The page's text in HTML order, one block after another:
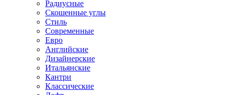
Радиусные
Скошенные углы
Стиль
Современные
Евро
Английские
Дизайнерские
Итальянские
Кантри
Классические